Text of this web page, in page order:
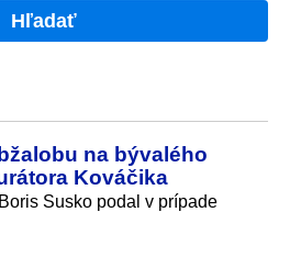
Hľadať
na bývalého
Kováčika
Susko podal v prípade